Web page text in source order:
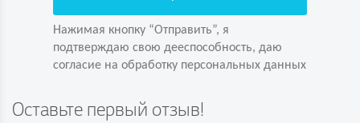
Нажимая кнопку “Отправить”, я
подтверждаю свою дееспособность, даю
согласие на обработку персональных данных
Оставьте первый отзыв!
согласие на обработку персональных данных
Задайте вопрос первым!